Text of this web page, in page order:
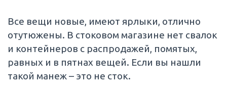
Все вещи новые, имеют ярлыки, отлично
отутюжены. В стоковом магазине нет свалок
и контейнеров с распродажей, помятых,
равных и в пятнах вещей. Если вы нашли
такой манеж – это не сток.